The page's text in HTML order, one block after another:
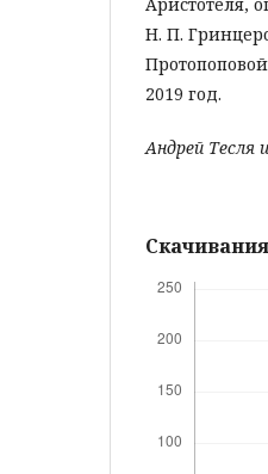
Н. П.
2019 год.
Андрей Тесля
Скачивания